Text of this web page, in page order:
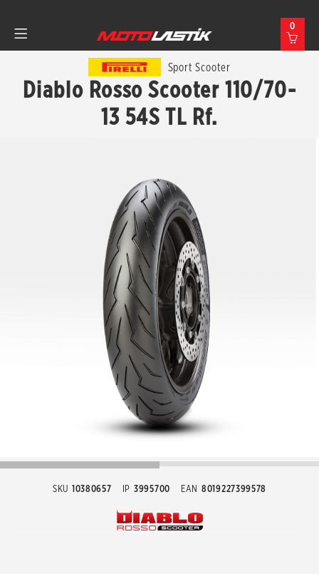
0
Sport Scooter
Diablo Rosso Scooter 110/70-
13 54S TL Rf.
SKU 10380657 IP 3995700 EAN 8019227399578